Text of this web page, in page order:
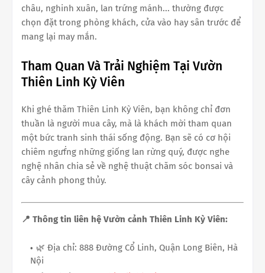
châu, nghinh xuân, lan trứng mánh... thường được
chọn đặt trong phòng khách, cửa vào hay sân trước để
mang lại may mắn.
Tham Quan Và Trải Nghiệm Tại Vườn
Thiên Linh Kỳ Viên
Khi ghé thăm Thiên Linh Kỳ Viên, bạn không chỉ đơn
thuần là người mua cây, mà là khách mời tham quan
một bức tranh sinh thái sống động. Bạn sẽ có cơ hội
chiêm ngưḟng những giống lan rừng quý, được nghe
nghệ nhân chia sẻ về nghệ thuật chăm sóc bonsai và
cây cảnh phong thủy.
📍 Thông tin liên hệ Vườn cảnh Thiên Linh Kỳ Viên:
🌿 Địa chỉ: 888 Đường Cổ Linh, Quận Long Biên, Hà
Nội